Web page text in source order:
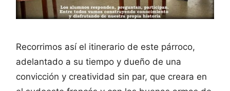
Recorrimos así el itinerario de este párroco,
adelantado a su tiempo y dueño de una
convicción y creatividad sin par, que creara en